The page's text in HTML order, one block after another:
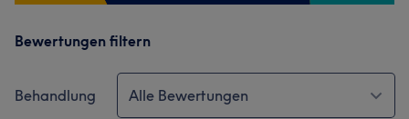
Bewertungen filtern
Behandlung Alle Bewertungen